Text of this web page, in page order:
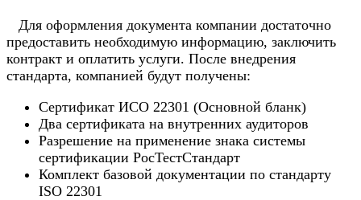
Для оформления документа компании достаточно
предоставить необходимую информацию, заключить
контракт и оплатить услуги. После внедрения
стандарта, компанией будут получены:
Сертификат ИСО 22301 (Основной бланк)
Два сертификата на внутренних аудиторов
Разрешение на применение знака системы
сертификации РосТестСтандарт
Комплект базовой документации по стандарту
ISO 22301